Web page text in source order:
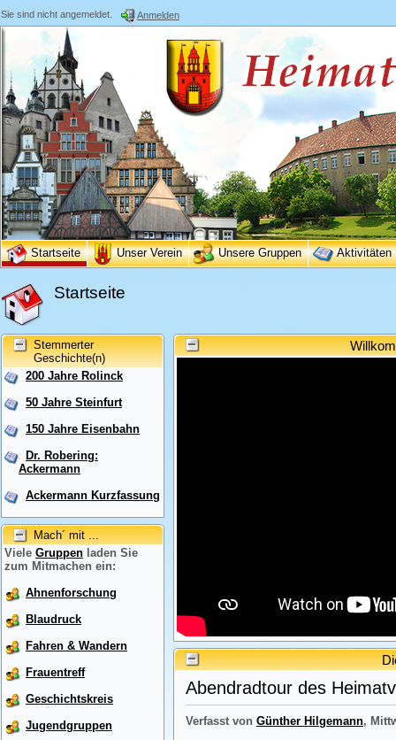
Sie sind nicht angemeldet. Anmelden
Startseite Unser Verein Unsere Gruppen Aktivitäten
Startseite
Stemmerter
Geschichte(n)
200 Jahre Rolinck
50 Jahre Steinfurt
150 Jahre Eisenbahn
Dr. Robering:
Ackermann
Ackermann Kurzfassung
Mach´ mit ...
Viele Gruppen laden Sie
zum Mitmachen ein:
Ahnenforschung
Blaudruck
Fahren & Wandern
Frauentreff
Geschichtskreis
Jugendgruppen
Abendradtour des
Verfasst von Günther Hilgemann,